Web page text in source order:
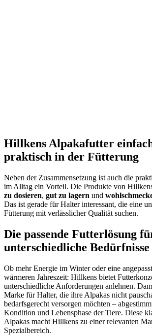
Hillkens Alpakafutter
praktisch in der Fütterung
Neben der Zusammensetzung ist auch die
im Alltag ein Vorteil. Die Produkte von
zu dosieren, gut zu lagern und
Das ist gerade für Halter interessant, die eine
Fütterung mit verlässlicher Qualität suchen.
Die passende Futterlösung
unterschiedliche Bedürfnisse
Ob mehr Energie im Winter oder eine
wärmeren Jahreszeit: Hillkens bietet
unterschiedliche Anforderungen anlehnen.
Marke für Halter, die ihre Alpakas nicht
bedarfsgerecht versorgen möchten –
Kondition und Lebensphase der Tiere. Diese
Alpakas macht Hillkens zu einer relevanten
Spezialbereich.